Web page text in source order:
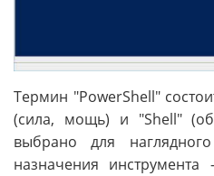
Термин "PowerShell"
(сила, мощь) и "Shell"
выбрано для
назначения